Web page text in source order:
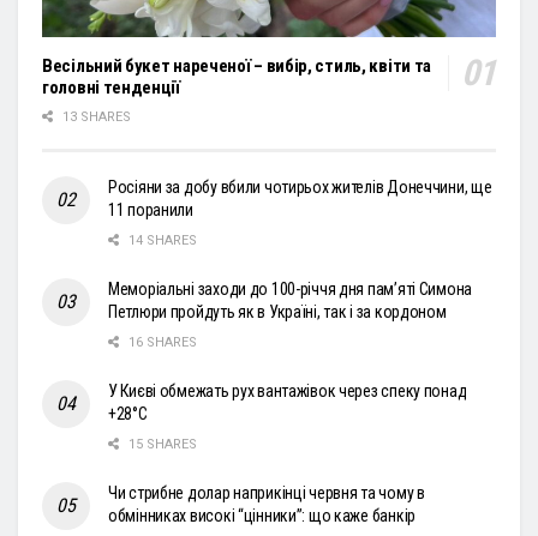
Весільний букет нареченої – вибір, стиль, квіти та
головні тенденції
13 SHARES
Росіяни за добу вбили чотирьох жителів Донеччини, ще
11 поранили
14 SHARES
Меморіальні заходи до 100-річчя дня пам’яті Симона
Петлюри пройдуть як в Україні, так і за кордоном
16 SHARES
У Києві обмежать рух вантажівок через спеку понад
+28°С
15 SHARES
Чи стрибне долар наприкінці червня та чому в
обмінниках високі “цінники”: що каже банкір